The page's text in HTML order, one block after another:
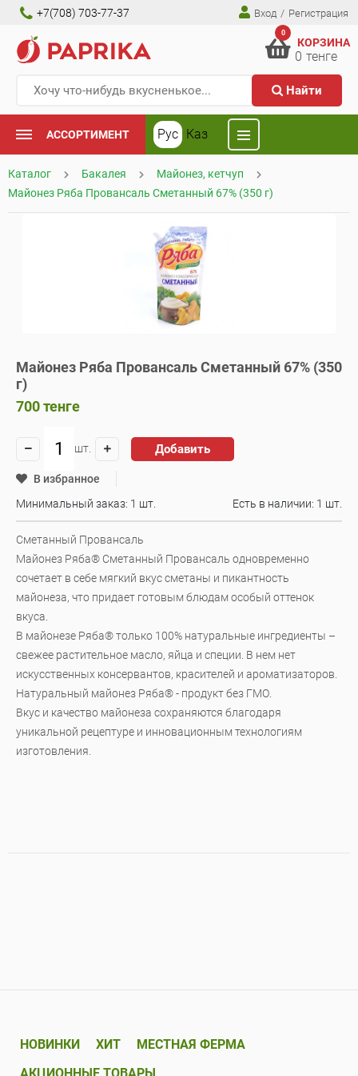
+7(708) 703-77-37 Вход / Регистрация
Найти
0
КОРЗИНА
0 тенге
АССОРТИМЕНТ Рус Каз
Каталог Бакалея
Майонез, кетчуп
Майонез Ряба Провансаль Сметанный 67% (350 г)
Майонез Ряба Провансаль Сметанный 67% (350
г)
700тенге
шт. Добавить
В избранное
Минимальный заказ: 1 шт.
Есть в наличии: 1 шт.
Сметанный Провансаль
Майонез Ряба® Сметанный Провансаль одновременно
сочетает в себе мягкий вкус сметаны и пикантность
майонеза, что придает готовым блюдам особый оттенок
вкуса.
В майонезе Ряба® только 100% натуральные ингредиенты –
свежее растительное масло, яйца и специи. В нем нет
искусственных консервантов, красителей и ароматизаторов.
Натуральный майонез Ряба® - продукт без ГМО.
Вкус и качество майонеза сохраняются благодаря
уникальной рецептуре и инновационным технологиям
изготовления.
НОВИНКИ ХИТ
МЕСТНАЯ ФЕРМА